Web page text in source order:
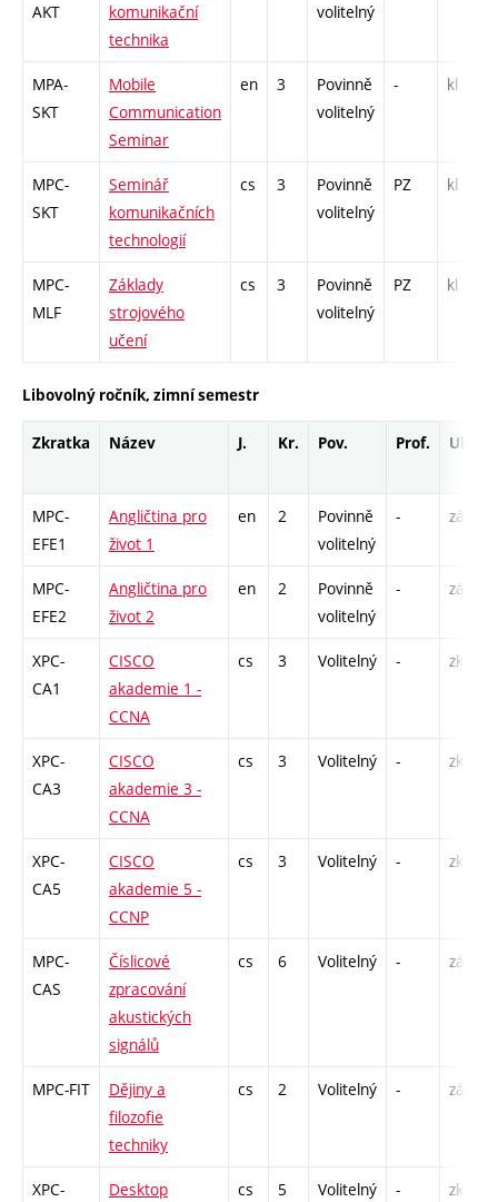
AKT
komunikační
technika
volitelný
MPA-
SKT
Mobile
Communication
Seminar
en 3
Povinně
volitelný
- kl
MPC-
SKT
Seminář
komunikačních
technologií
cs 3
Povinně
volitelný
PZ kl
MPC-
MLF
Základy
strojového
učení
cs 3
Povinně
volitelný
PZ kl
Libovolný ročník, zimní semestr
Zkratka Název J. Kr. Pov. Prof. Uk.
MPC-
EFE1
Angličtina pro
život 1
en 2
Povinně
volitelný
- zá
MPC-
EFE2
Angličtina pro
život 2
en 2
Povinně
volitelný
- zá,zk
XPC-
CA1
CISCO
akademie 1 -
CCNA
cs 3 Volitelný - zk
XPC-
CA3
CISCO
akademie 3 -
CCNA
cs 3 Volitelný - zk
XPC-
CA5
CISCO
akademie 5 -
CCNP
cs 3 Volitelný - zk
MPC-
CAS
Číslicové
zpracování
akustických
signálů
cs 6 Volitelný - zá,zk
MPC-FIT
Dějiny a
filozofie
techniky
cs 2 Volitelný - zá
XPC-
Desktop
cs 5 Volitelný - zk